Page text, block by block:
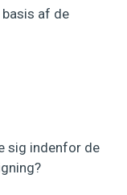
af de
sig indenfor de